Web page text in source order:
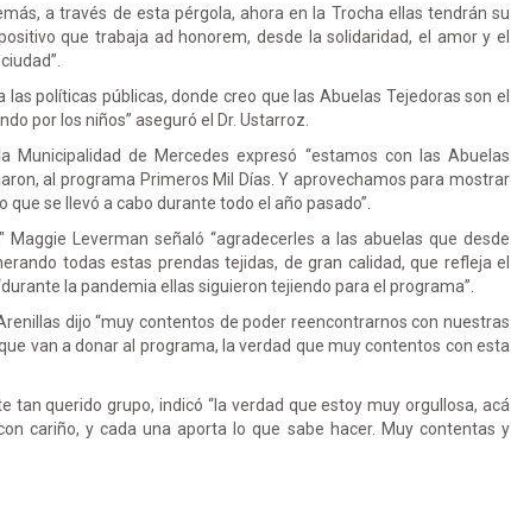
a través de esta pérgola, ahora en la Trocha ellas tendrán su
que trabaja ad honorem, desde la solidaridad, el amor y el
políticas públicas, donde creo que las Abuelas Tejedoras son el
por los niños” aseguró el Dr. Ustarroz.
Municipalidad de Mercedes expresó “estamos con las Abuelas
al programa Primeros Mil Días. Y aprovechamos para mostrar
se llevó a cabo durante todo el año pasado”.
Maggie Leverman señaló “agradecerles a las abuelas que desde
todas estas prendas tejidas, de gran calidad, que refleja el
la pandemia ellas siguieron tejiendo para el programa”.
dijo “muy contentos de poder reencontrarnos con nuestras
van a donar al programa, la verdad que muy contentos con esta
tan querido grupo, indicó “la verdad que estoy muy orgullosa, acá
cariño, y cada una aporta lo que sabe hacer. Muy contentas y